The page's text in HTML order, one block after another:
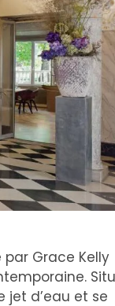
Grace Kelly
jet d’eau et se